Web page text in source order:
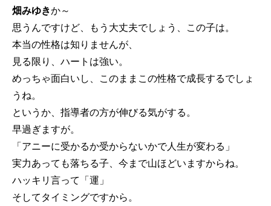
畑みゆきか～
思うんですけど、もう大丈夫でしょう、この子は。
本当の性格は知りませんが、
見る限り、ハートは強い。
めっちゃ面白いし、このままこの性格で成長するでしょ
うね。
というか、指導者の方が伸びる気がする。
早過ぎますが。
「アニーに受かるか受からないかで人生が変わる」
実力あっても落ちる子、今まで山ほどいますからね。
ハッキリ言って「運」
そしてタイミングですから。